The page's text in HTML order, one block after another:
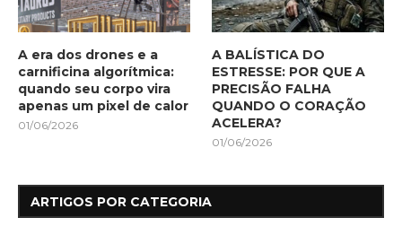
A era dos drones e a
carnificina algorítmica:
quando seu corpo vira
apenas um pixel de calor
01/06/2026
A BALÍSTICA DO
ESTRESSE: POR QUE A
PRECISÃO FALHA
QUANDO O CORAÇÃO
ACELERA?
01/06/2026
ARTIGOS POR CATEGORIA